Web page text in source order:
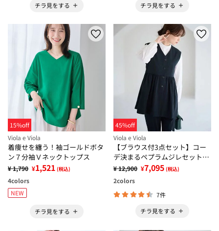
チラ見をする
チラ見をする
15%off
Viola e Viola
着痩せを纏う！袖ゴールドボタ
ン７分袖Ｖネックトップス
¥ 1,790 ¥1,521 (税込)
4colors
NEW
チラ見をする
45%off
Viola e Viola
【ブラウス付3点セット】コー
デ決まるペプラムジレセットス
ーツ
¥ 12,900 ¥7,095 (税込)
2colors
7件
チラ見をする